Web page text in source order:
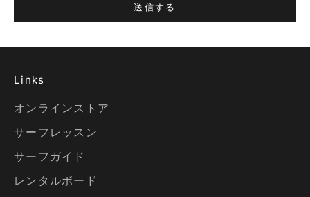
送信する
Links
オンラインストア
サーフレッスン
サーフガイド
レンタルボード